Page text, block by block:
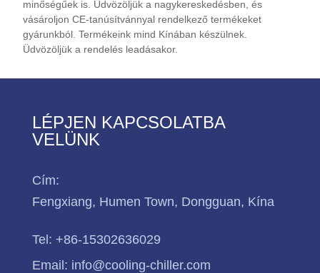
minőségűek is. Üdvözöljük a nagykereskedésben, és
vásároljon CE-tanúsítvánnyal rendelkező termékeket
gyárunkból. Termékeink mind Kínában készülnek.
Üdvözöljük a rendelés leadásakor.
LÉPJEN KAPCSOLATBA
VELÜNK
Cím:
Fengxiang, Humen Town, Dongguan, Kína
Tel: +86-15302636029
Email: info@cooling-chiller.com